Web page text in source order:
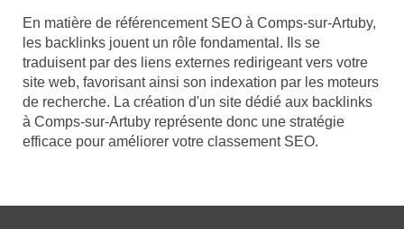
En matière de référencement SEO à Comps-sur-Artuby,
les backlinks jouent un rôle fondamental. Ils se
traduisent par des liens externes redirigeant vers votre
site web, favorisant ainsi son indexation par les moteurs
de recherche. La création d'un site dédié aux backlinks
à Comps-sur-Artuby représente donc une stratégie
efficace pour améliorer votre classement SEO.